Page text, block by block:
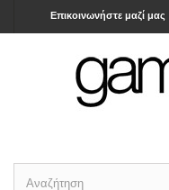
Επικοινωνήστε μαζί μας